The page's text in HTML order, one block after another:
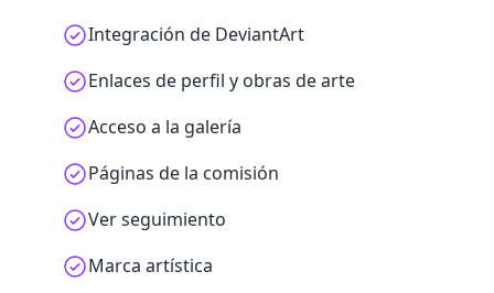
Integración de DeviantArt
Enlaces de perfil y obras de arte
Acceso a la galería
Páginas de la comisión
Ver seguimiento
Marca artística